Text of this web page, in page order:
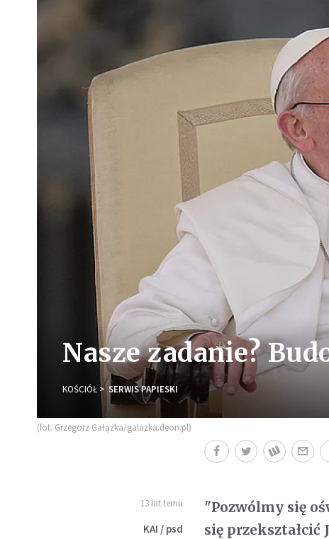
Nasze zadanie?
KOŚCIÓŁ SERWIS PAPIESKI
(fot. Grzegorz Gałązka/galazka.deon.pl)
13 lat temu
KAI / psd
"Pozwólmy się
się przekształcić